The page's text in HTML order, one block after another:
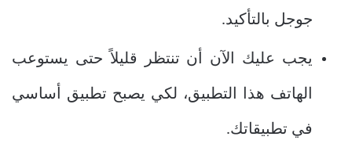
جوجل بالتأكيد.
يجب عليك الآن أن تنتظر قليلاً حتى يستوعب
الهاتف هذا التطبيق، لكي يصبح تطبيق أساسي
في تطبيقاتك.